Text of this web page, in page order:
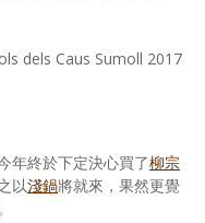
dels Caus Sumoll 2017
年終於下定決心買了柳宗
以淺鍋將就來，果然更覺